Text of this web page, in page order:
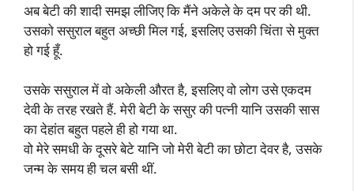
अब बेटी की शादी समझ लीजिए कि मैंने अकेले के दम पर की थी.
उसको ससुराल बहुत अच्छी मिल गई, इसलिए उसकी चिंता से मुक्त
हो गई हूँ.
उसके ससुराल में वो अकेली औरत है, इसलिए वो लोग उसे एकदम
देवी के तरह रखते हैं. मेरी बेटी के ससुर की पत्नी यानि उसकी सास
का देहांत बहुत पहले ही हो गया था.
वो मेरे समधी के दूसरे बेटे यानि जो मेरी बेटी का छोटा देवर है, उसके
जन्म के समय ही चल बसी थीं.